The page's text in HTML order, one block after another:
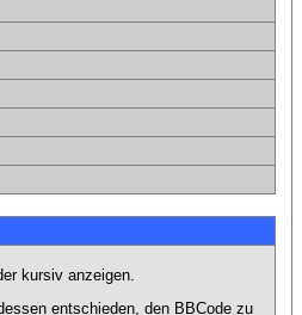
kursiv anzeigen.
entschieden, den BBCode zu